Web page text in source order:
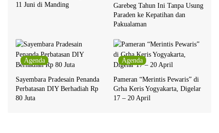
11 Juni di Manding
Garebeg Tahun Ini Tanpa Usung
Paraden ke Kepatihan dan
Pakualaman
Agenda
Sayembara Pradesain Penanda
Perbatasan DIY Berhadiah Rp
80 Juta
Agenda
Pameran “Merintis Pewaris” di
Grha Keris Yogyakarta, Digelar
17 – 20 April